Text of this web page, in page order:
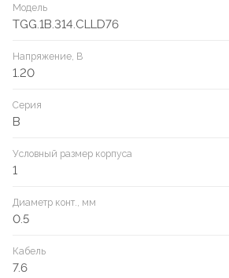
Модель
TGG.1B.314.CLLD76
Напряжение, В
1.20
Серия
B
Условный размер корпуса
1
Диаметр конт., мм
0.5
Кабель
7.6